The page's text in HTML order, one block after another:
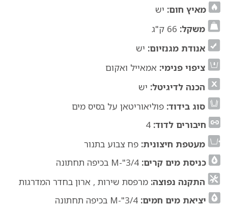
מאיץ חום: יש
משקל:
אנודת מגנזיום: יש
ציפוי פנימי: אמאייל ואקום
הכנה לדיגיטל: יש
סוג בידוד: פוליאוריטאן על בסיס מים
חיבורים לדוד:
מעטפת חיצונית: פח צבוע בתנור
כניסת מים קרים:
התקנה נפוצה: מרפסת שירות , ארון בחדר המדרגות
יציאת מים חמים: